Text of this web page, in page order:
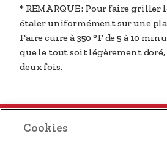
* REMARQUE : Pour faire griller
étaler uniformément sur une
Faire cuire à 350 °F de 5 à 10
que le tout soit légèrement
deux fois.
Cookies